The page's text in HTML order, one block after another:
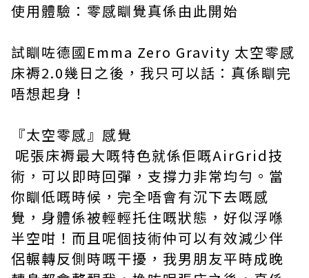
使用體驗：零感瞓覺真係由此開始
試瞓咗德國Emma Zero Gravity 太空零感
床褥2.0幾日之後，我只可以話：真係瞓完
唔想起身！
『太空零感』感覺
呢張床褥最大嘅特色就係佢嘅AirGrid技
術，可以即時回彈，支撐力非常均勻。當
你瞓低嘅時候，完全唔會有沉下去嘅感
覺，身體係被輕輕托住嘅狀態，好似浮喺
半空咁！而且呢個技術仲可以有效減少伴
侶輾轉反側時嘅干擾，我男朋友平時成晚